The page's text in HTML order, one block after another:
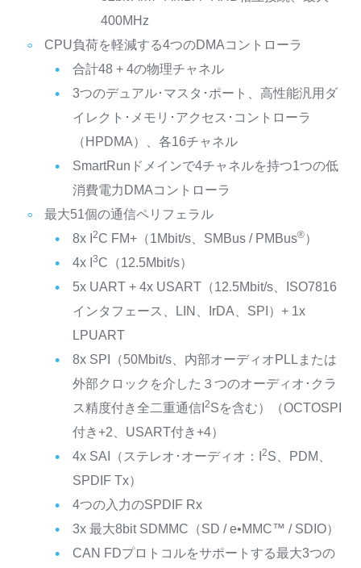
400MHz
CPU負荷を軽減する4つのDMAコントローラ
合計48 + 4の物理チャネル
3つのデュアル･マスタ･ポート、高性能汎用ダ
イレクト･メモリ･アクセス･コントローラ
（HPDMA）、各16チャネル
SmartRunドメインで4チャネルを持つ1つの低
消費電力DMAコントローラ
最大51個の通信ペリフェラル
8x I
2C FM+（1Mbit/s、SMBus / PMBus®）
4x I 3C（12.5Mbit/s）
5x UART + 4x USART（12.5Mbit/s、ISO7816
インタフェース、LIN、IrDA、SPI）+ 1x
LPUART
8x SPI（50Mbit/s、内部オーディオPLLまたは
外部クロックを介した３つのオーディオ･クラ
ス精度付き全二重通信I 2Sを含む）（OCTOSPI
付き+2、USART付き+4）
4x SAI（ステレオ･オーディオ：I
2S、PDM、
SPDIF Tx）
4つの入力のSPDIF Rx
3x 最大8bit SDMMC（SD / e•MMC™ / SDIO）
CAN FDプロトコルをサポートする最大3つの